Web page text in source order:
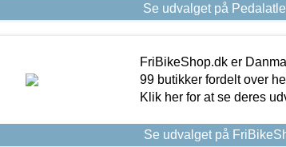
Se udvalget på
FriBikeShop.dk er
99 butikker fordelt over
Klik her for at se deres
Se udvalget på